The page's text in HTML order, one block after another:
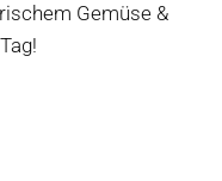
Gemüse &